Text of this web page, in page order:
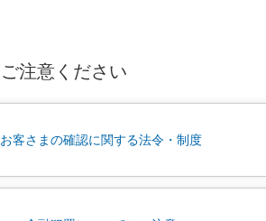
ご注意ください
お客さまの確認に関する法令・制度